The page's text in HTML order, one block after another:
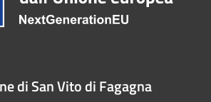
di San Vito di Fagagna